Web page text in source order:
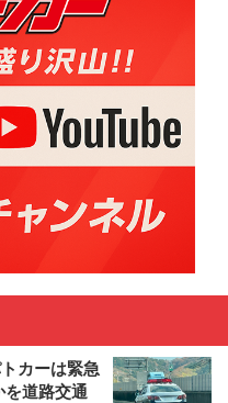
カーは緊急
を道路交通